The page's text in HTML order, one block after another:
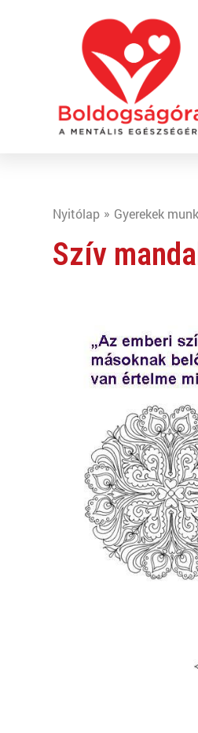
Nyitólap Gyerekek
Szív